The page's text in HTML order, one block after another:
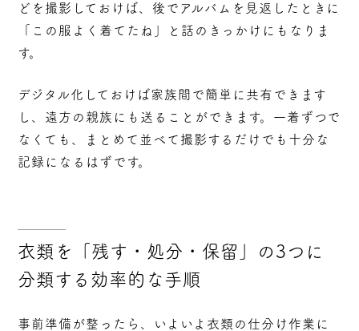
どを撮影しておけば、後でアルバムを見返したときに
「この服よく着てたね」と話のきっかけにもなりま
す。
デジタル化しておけば家族間で簡単に共有できます
し、遠方の親族にも送ることができます。一着ずつで
なくても、まとめて並べて撮影するだけでも十分な
記録になるはずです。
衣類を「残す・処分・保留」の3つに
分類する効率的な手順
事前準備が整ったら、いよいよ衣類の仕分け作業に